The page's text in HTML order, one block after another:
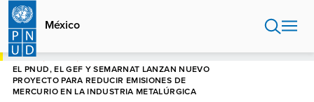
Pasar
contenido
principal
México
HOME
EL PNUD, EL GEF Y SEMARNAT LANZAN NUEVO
PROYECTO PARA REDUCIR EMISIONES DE
MERCURIO EN LA INDUSTRIA METALÚRGICA